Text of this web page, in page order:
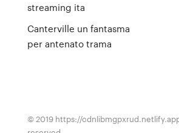
streaming ita
Canterville un fantasma
per antenato trama
© 2019 https://